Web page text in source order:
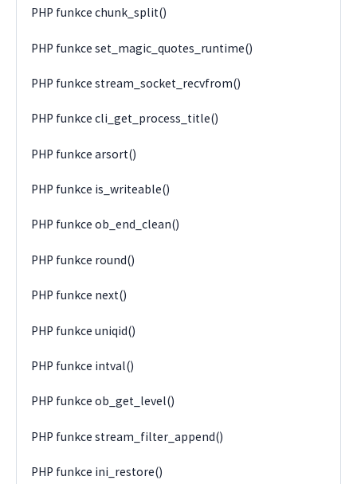
PHP funkce chunk_split()
PHP funkce set_magic_quotes_runtime()
PHP funkce stream_socket_recvfrom()
PHP funkce cli_get_process_title()
PHP funkce arsort()
PHP funkce is_writeable()
PHP funkce ob_end_clean()
PHP funkce round()
PHP funkce next()
PHP funkce uniqid()
PHP funkce intval()
PHP funkce ob_get_level()
PHP funkce stream_filter_append()
PHP funkce ini_restore()